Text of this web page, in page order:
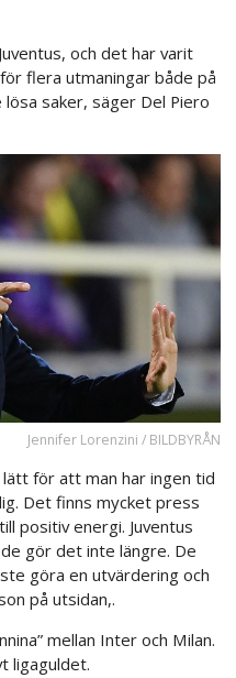
och det har varit
flera utmaningar både på
saker, säger Del Piero
Jennifer Lorenzini / BILDBYRÅN
för att man har ingen tid
Det finns mycket press
positiv energi. Juventus
gör det inte längre. De
göra en utvärdering och
på utsidan,.
mellan Inter och Milan.
ligaguldet.